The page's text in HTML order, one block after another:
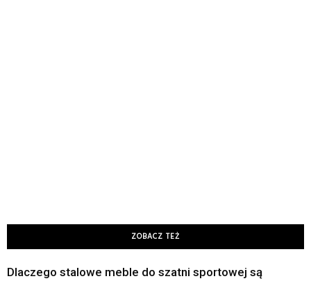
ZOBACZ TEŻ
Dlaczego stalowe meble do szatni sportowej są